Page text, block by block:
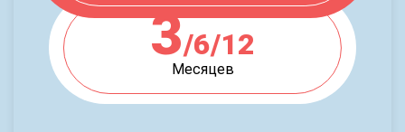
3/6/12
Месяцев